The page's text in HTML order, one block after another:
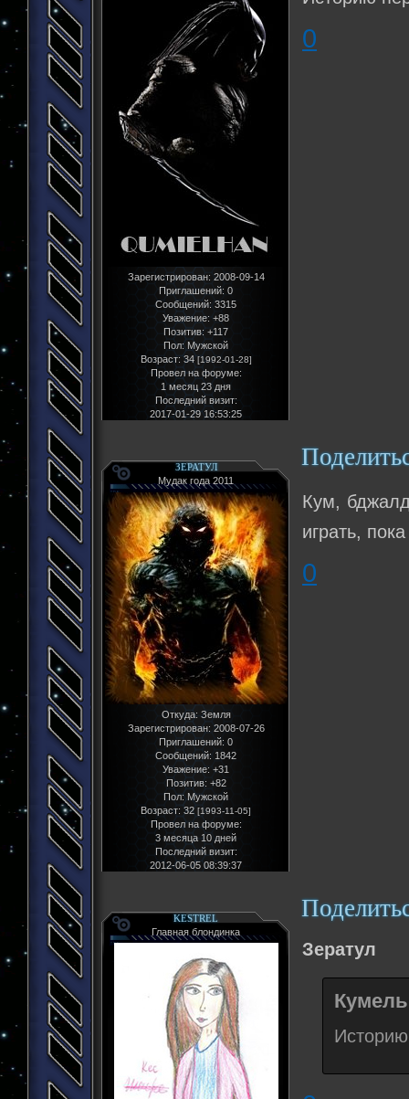
Зарегистрирован: 2008-09-14
Приглашений: 0
Сообщений: 3315
Уважение: +88
Позитив: +117
Пол: Мужской
Возраст: 34 [1992-01-28]
Провел на форуме:
1 месяц 23 дня
Последний визит:
2017-01-29 16:53:25
0
ЗЕРАТУЛ
Мудак года 2011
Откуда: Земля
Зарегистрирован: 2008-07-26
Приглашений: 0
Сообщений: 1842
Уважение: +31
Позитив: +82
Пол: Мужской
Возраст: 32 [1993-11-05]
Провел на форуме:
3 месяца 10 дней
Последний визит:
2012-06-05 08:39:37
Кум,
играть,
0
KESTREL
Главная блондинка
Зератул